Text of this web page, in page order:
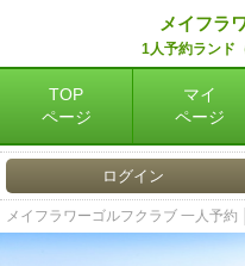
メイフラ
1人予約ランド
TOP
ページ
マイ
ページ
ログイン
メイフラワーゴルフクラブ 一人予約